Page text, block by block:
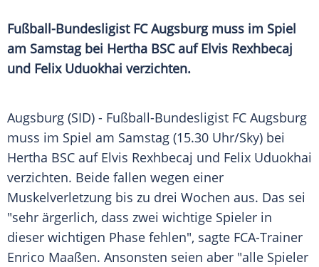
Fußball-Bundesligist FC Augsburg muss im Spiel
am Samstag bei Hertha BSC auf Elvis Rexhbecaj
und Felix Uduokhai verzichten.
Augsburg (SID) - Fußball-Bundesligist FC Augsburg
muss im Spiel am Samstag (15.30 Uhr/Sky) bei
Hertha BSC auf Elvis Rexhbecaj und Felix Uduokhai
verzichten. Beide fallen wegen einer
Muskelverletzung bis zu drei Wochen aus. Das sei
"sehr ärgerlich, dass zwei wichtige Spieler in
dieser wichtigen Phase fehlen", sagte FCA-Trainer
Enrico Maaßen. Ansonsten seien aber "alle Spieler